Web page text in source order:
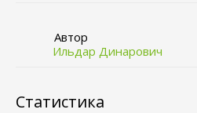
Автор
Ильдар Динарович
Статистика